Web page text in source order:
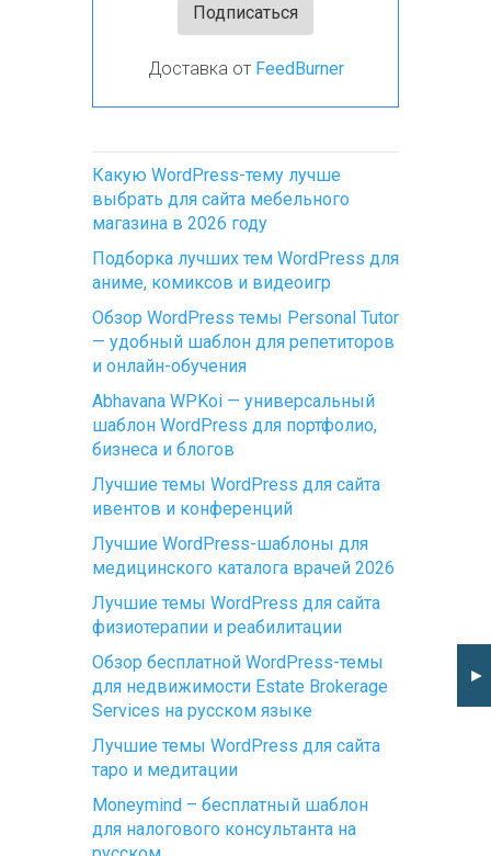
Доставка от FeedBurner
Какую WordPress-тему лучше
выбрать для сайта мебельного
магазина в 2026 году
Подборка лучших тем WordPress для
аниме, комиксов и видеоигр
Обзор WordPress темы Personal Tutor
— удобный шаблон для репетиторов
и онлайн-обучения
Abhavana WPKoi — универсальный
шаблон WordPress для портфолио,
бизнеса и блогов
Лучшие темы WordPress для сайта
ивентов и конференций
Лучшие WordPress-шаблоны для
медицинского каталога врачей 2026
Лучшие темы WordPress для сайта
физиотерапии и реабилитации
Обзор бесплатной WordPress-темы
для недвижимости Estate Brokerage
Services на русском языке
Лучшие темы WordPress для сайта
таро и медитации
Moneymind – бесплатный шаблон
для налогового консультанта на
►